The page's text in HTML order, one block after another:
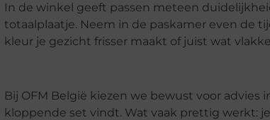
In de winkel geeft passen meteen
totaalplaatje. Neem in de paskamer even de
kleur je gezicht frisser maakt of juist wat
Bij OFM België kiezen we bewust voor
kloppende set vindt. Wat vaak prettig werkt: